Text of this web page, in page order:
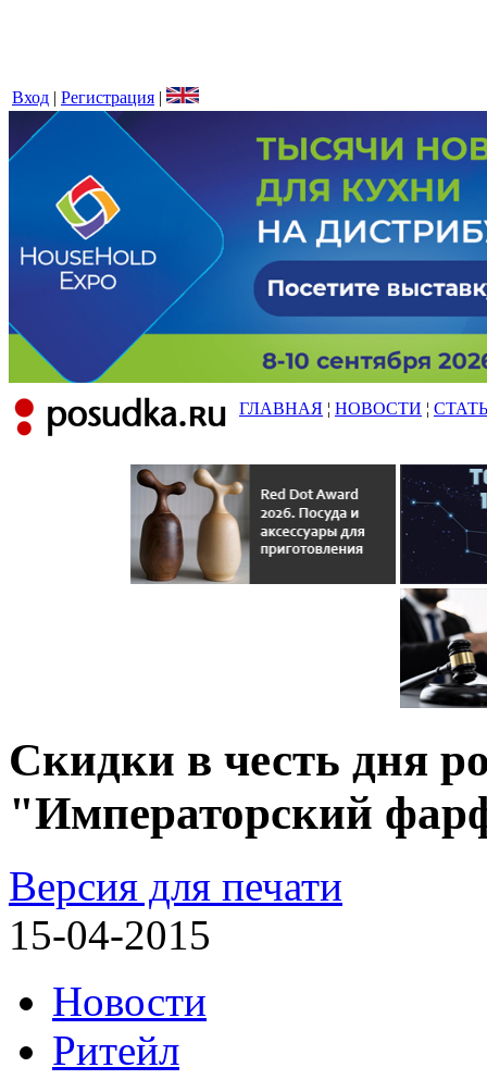
Вход | Регистрация |
ГЛАВНАЯ ¦ НОВОСТИ ¦
Скидки в честь дня
"Императорский
Версия для печати
15-04-2015
Новости
Ритейл